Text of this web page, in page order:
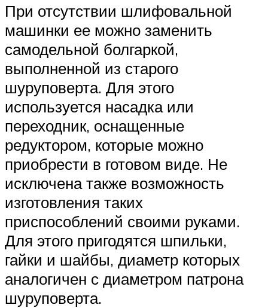
При отсутствии шлифовальной
машинки ее можно заменить
самодельной болгаркой,
выполненной из старого
шуруповерта. Для этого
используется насадка или
переходник, оснащенные
редуктором, которые можно
приобрести в готовом виде. Не
исключена также возможность
изготовления таких
приспособлений своими руками.
Для этого пригодятся шпильки,
гайки и шайбы, диаметр которых
аналогичен с диаметром патрона
шуруповерта.